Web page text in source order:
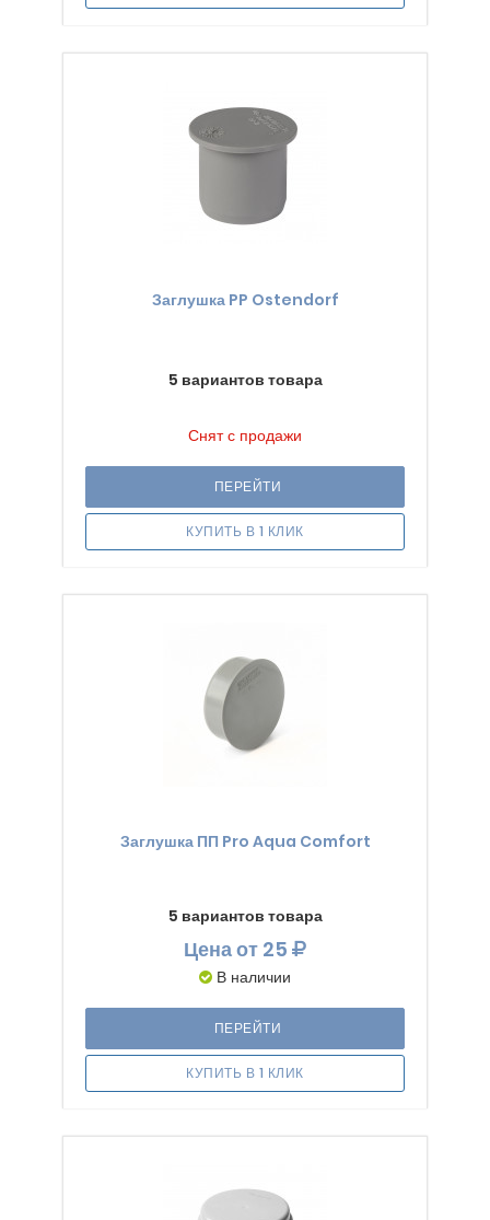
Заглушка PP Ostendorf
5 вариантов товара
Снят с продажи
ПЕРЕЙТИ
КУПИТЬ В 1 КЛИК
Заглушка ПП Pro Aqua Comfort
5 вариантов товара
Ценаот 25
В наличии
ПЕРЕЙТИ
КУПИТЬ В 1 КЛИК